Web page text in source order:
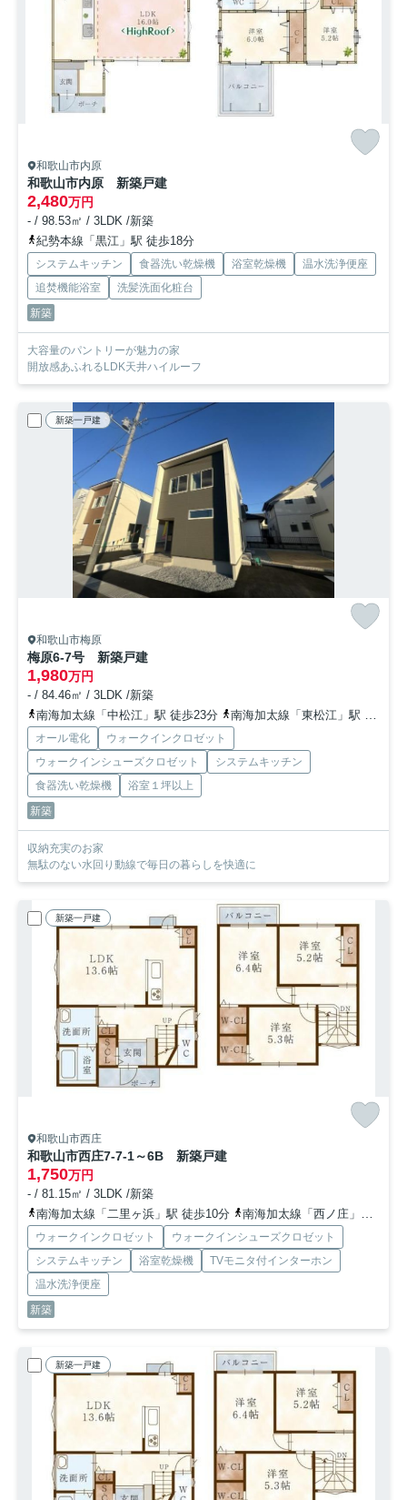
和歌山市内原
和歌山市内原 新築戸建
2,480万円
- / 98.53㎡ / 3LDK /新築
紀勢本線「黒江」駅 徒歩18分
システムキッチン 食器洗い乾燥機 浴室乾燥機
温水洗浄便座
追焚機能浴室
洗髪洗面化粧台
新築
大容量のパントリーが魅力の家
開放感あふれるLDK天井ハイルーフ
新築一戸建
和歌山市梅原
梅原6-7号 新築戸建
1,980万円
- / 84.46㎡ / 3LDK /新築
南海加太線「中松江」駅 徒歩23分
南海加太線「東松江」駅 徒歩24分
オール電化
ウォークインクロゼット
ウォークインシューズクロゼット
システムキッチン
食器洗い乾燥機
浴室１坪以上
新築
収納充実のお家
無駄のない水回り動線で毎日の暮らしを快適に
新築一戸建
和歌山市西庄
和歌山市西庄7-7-1～6B 新築戸建
1,750万円
- / 81.15㎡ / 3LDK /新築
南海加太線「二里ヶ浜」駅 徒歩10分
南海加太線「西ノ庄」駅 徒歩14分
ウォークインクロゼット
ウォークインシューズクロゼット
システムキッチン
浴室乾燥機
TVモニタ付インターホン
温水洗浄便座
新築
新築一戸建